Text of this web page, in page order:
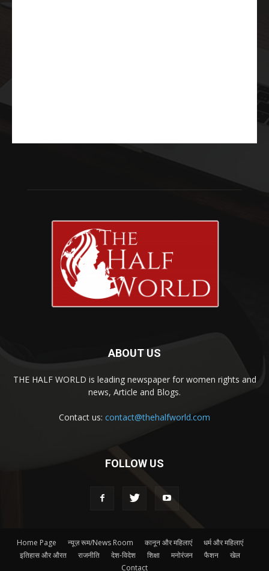
ABOUT US
THE HALF WORLD is leading newspaper for women rights and
news, Article and Blogs.
Contact us: contact@thehalfworld.com
FOLLOW US
Home Page न्यूज़ रूम/News Room कानून और महिलाएं
धर्म और महिलाएं
इतिहास और औरत
राजनीति देश-विदेश शिक्षा मनोरंजन फैशन
खेल
Contact